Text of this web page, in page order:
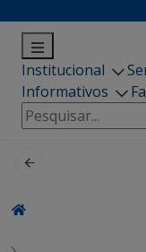
Institucional
Informativos
Pesquisar
por: